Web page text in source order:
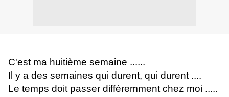
C'est ma huitième semaine ......
Il y a des semaines qui durent, qui durent ....
Le temps doit passer différemment chez moi .....